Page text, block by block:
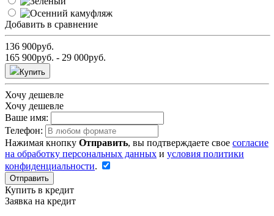
Добавить в сравнение
136 900руб.
165 900руб. - 29 000руб.
Купить
Хочу дешевле
Хочу дешевле
Ваше имя:
Телефон:
Нажимая кнопку Отправить, вы подтверждаете свое согласие
на обработку персональных данных и условия политики
конфиденциальности.
Отправить
Купить в кредит
Заявка на кредит